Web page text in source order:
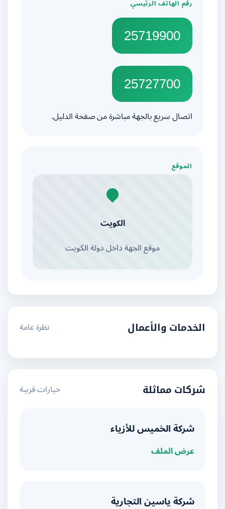
رقم الهاتف الرئيسي
25719900
25727700
اتصال سريع بالجهة مباشرة من صفحة الدليل.
الموقع
الكويت
موقع الجهة داخل دولة الكويت
الخدمات والأعمال نظرة عامة
شركات مماثلة خيارات قريبة
شركة الخميس للأزياء
عرض الملف
شركة ياسين التجارية